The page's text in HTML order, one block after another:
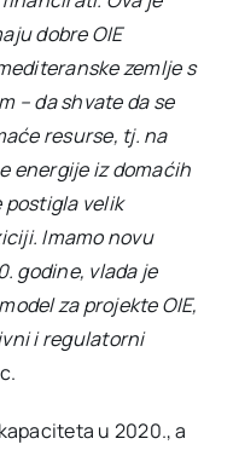
dobre OIE
zemlje s
– da shvate da se
resurse, tj. na
energije iz domaćih
postigla velik
Imamo novu
godine, vlada je
za projekte OIE,
i regulatorni
u 2020., a